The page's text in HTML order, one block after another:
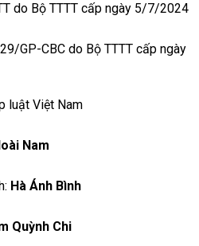
do Bộ TTTT cấp ngày 5/7/2024
GP-CBC do Bộ TTTT cấp ngày
luật Việt Nam
Nam
Hà Ánh Bình
Quỳnh Chi